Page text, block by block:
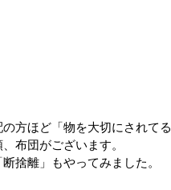
方ほど「物を大切にされて
布団がございます。
捨離」もやってみました。